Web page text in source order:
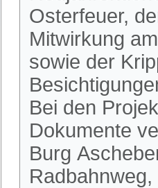
Osterfeuer,
Mitwirkung
sowie der
Bei den
Dokumente
Burg